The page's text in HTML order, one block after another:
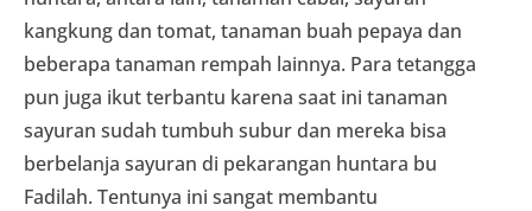
kangkung dan tomat, tanaman buah pepaya dan
beberapa tanaman rempah lainnya. Para tetangga
pun juga ikut terbantu karena saat ini tanaman
sayuran sudah tumbuh subur dan mereka bisa
berbelanja sayuran di pekarangan huntara bu
Fadilah. Tentunya ini sangat membantu